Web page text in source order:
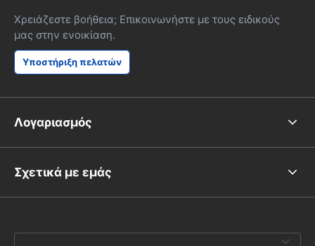
Χρειάζεστε βοήθεια; Επικοινωνήστε με τους ειδικούς
μας στην ενοικίαση.
Υποστήριξη πελατών
Λογαριασμός
Σχετικά με εμάς